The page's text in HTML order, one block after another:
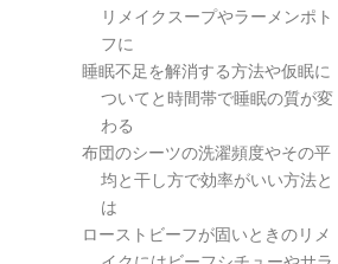
リメイクスープやラーメンポト
フに
睡眠不足を解消する方法や仮眠に
ついてと時間帯で睡眠の質が変
わる
布団のシーツの洗濯頻度やその平
均と干し方で効率がいい方法と
は
ローストビーフが固いときのリメ